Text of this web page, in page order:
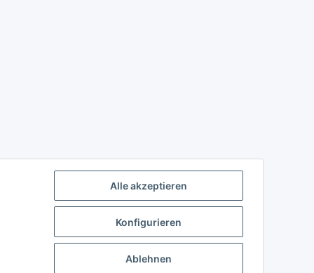
Alle akzeptieren
Konfigurieren
Ablehnen